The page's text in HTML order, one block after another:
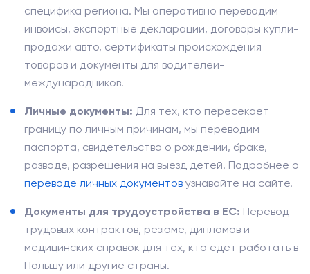
специфика региона. Мы оперативно переводим
инвойсы, экспортные декларации, договоры купли-
продажи авто, сертификаты происхождения
товаров и документы для водителей-
международников.
Личные документы: Для тех, кто пересекает
границу по личным причинам, мы переводим
паспорта, свидетельства о рождении, браке,
разводе, разрешения на выезд детей. Подробнее о
переводе личных документов узнавайте на сайте.
Документы для трудоустройства в ЕС: Перевод
трудовых контрактов, резюме, дипломов и
медицинских справок для тех, кто едет работать в
Польшу или другие страны.